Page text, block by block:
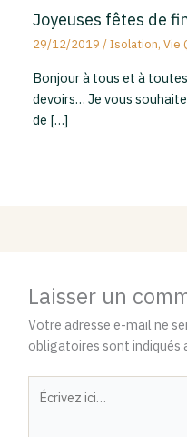
Joyeuses fêtes de
29/12/2019/Isolation,Vie
Bonjour à tous et à
devoirs… Je vous
de […]
Laisser un
Votre adresse e-mail ne
obligatoires sont indiqués
Écrivez
ici…